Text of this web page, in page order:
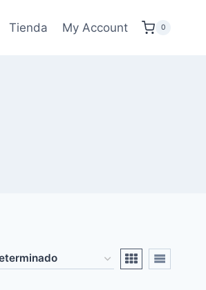
Tienda My Account 0